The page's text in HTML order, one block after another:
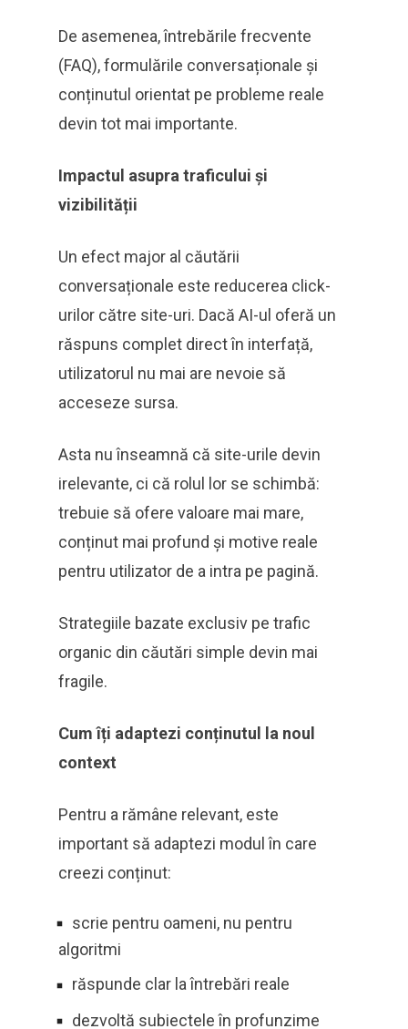
De asemenea, întrebările frecvente
(FAQ), formulările conversaționale și
conținutul orientat pe probleme reale
devin tot mai importante.
Impactul asupra traficului și
vizibilității
Un efect major al căutării
conversaționale este reducerea click-
urilor către site-uri. Dacă AI-ul oferă un
răspuns complet direct în interfață,
utilizatorul nu mai are nevoie să
acceseze sursa.
Asta nu înseamnă că site-urile devin
irelevante, ci că rolul lor se schimbă:
trebuie să ofere valoare mai mare,
conținut mai profund și motive reale
pentru utilizator de a intra pe pagină.
Strategiile bazate exclusiv pe trafic
organic din căutări simple devin mai
fragile.
Cum îți adaptezi conținutul la noul
context
Pentru a rămâne relevant, este
important să adaptezi modul în care
creezi conținut:
scrie pentru oameni, nu pentru
algoritmi
răspunde clar la întrebări reale
dezvoltă subiectele în profunzime